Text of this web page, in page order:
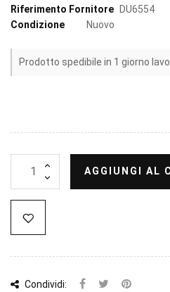
Riferimento Fornitore
DU6554
Condizione
Nuovo
Prodotto spedibile in 1 giorno
AGGIUNGI AL
Condividi: